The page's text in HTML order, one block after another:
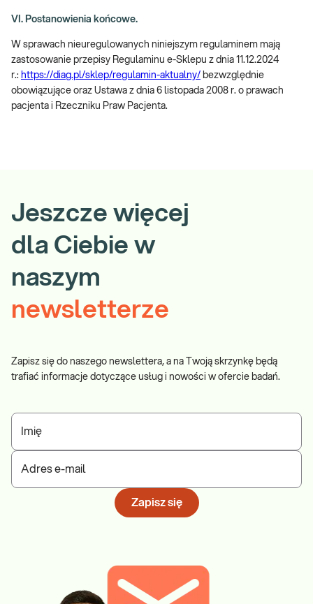
VI. Postanowienia końcowe.
W sprawach nieuregulowanych niniejszym regulaminem mają
zastosowanie przepisy Regulaminu e-Sklepu z dnia 11.12.2024
r.: https://diag.pl/sklep/regulamin-aktualny/ bezwzględnie
obowiązujące oraz Ustawa z dnia 6 listopada 2008 r. o prawach
pacjenta i Rzeczniku Praw Pacjenta.
Jeszcze więcej
dla Ciebie w
naszym
newsletterze
Zapisz się do naszego newslettera, a na Twoją skrzynkę będą
trafiać informacje dotyczące usług i nowości w ofercie badań.
Imię
Adres e-mail
Zapisz się